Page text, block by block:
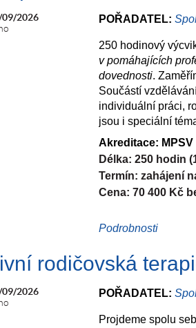
7. webinář 2. 11.
Přehled
techniky a praxe
8. webinář 7. 12.
psychohygiena
Péče o sebe v roli
terapeuta.
9. webinář -
Prostor pro
traumatu. Další
Přihlásit se můžete
V případě zájmu či
2026 POŘADATEL:
250 hodinový
v pomáhajících
dovednosti.
Součástí
individuální práci,
jsou i speciální
Akreditace: MPSV
Délka: 250 hodin
Termín: zahájení
Cena: 70 400 Kč
Lektorky: PhDr.
Podrobnosti
rodičovská
2026 POŘADATEL:
Projdeme spolu